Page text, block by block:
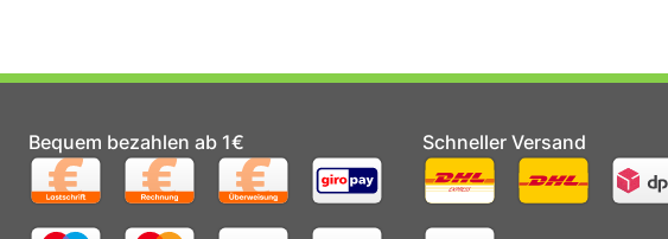
Bequem bezahlen ab 1€ Schneller Versand